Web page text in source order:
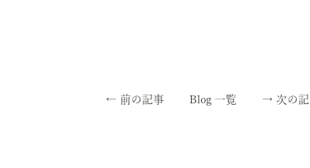
← 前の記事 Blog 一覧 → 次の